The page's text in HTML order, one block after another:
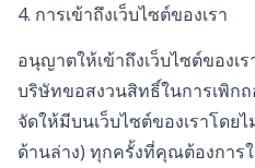
4. การเข้าถึงเว็บไซต์ของเรา
อนุญาตให้เข้าถึงเว็บไซต์ของเ
บริษัทขอสงวนสิทธิ์ในการเพิก
จัดให้มีบนเว็บไซต์ของเราโดย
ด้านล่าง) ทุกครั้งที่คุณต้องการใ